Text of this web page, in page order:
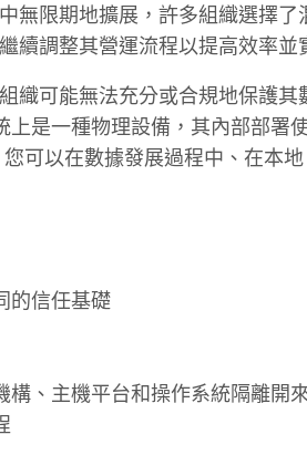
無限期地擴展，許多組織選擇
續調整其營運流程以提高效率並
織可能無法充分或合規地保護
是一種物理設備，其內部部署
可以在數據發展過程中、在本
的信任基礎
構、主機平台和操作系統隔離開